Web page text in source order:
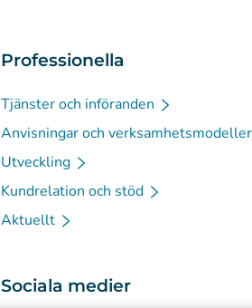
Professionella
Tjänster och införanden
Anvisningar och verksamhetsmodeller
Utveckling
Kundrelation och stöd
Aktuellt
Sociala medier